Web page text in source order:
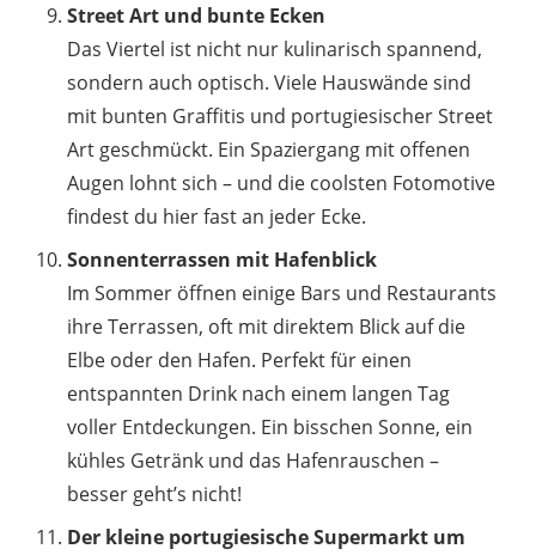
Street Art und bunte Ecken
Das Viertel ist nicht nur kulinarisch spannend,
sondern auch optisch. Viele Hauswände sind
mit bunten Graffitis und portugiesischer Street
Art geschmückt. Ein Spaziergang mit offenen
Augen lohnt sich – und die coolsten Fotomotive
findest du hier fast an jeder Ecke.
Sonnenterrassen mit Hafenblick
Im Sommer öffnen einige Bars und Restaurants
ihre Terrassen, oft mit direktem Blick auf die
Elbe oder den Hafen. Perfekt für einen
entspannten Drink nach einem langen Tag
voller Entdeckungen. Ein bisschen Sonne, ein
kühles Getränk und das Hafenrauschen –
besser geht’s nicht!
Der kleine portugiesische Supermarkt um